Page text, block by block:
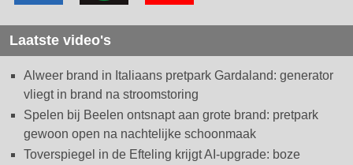
Laatste video's
Alweer brand in Italiaans pretpark Gardaland: generator
vliegt in brand na stroomstoring
Spelen bij Beelen ontsnapt aan grote brand: pretpark
gewoon open na nachtelijke schoonmaak
Toverspiegel in de Efteling krijgt AI-upgrade: boze